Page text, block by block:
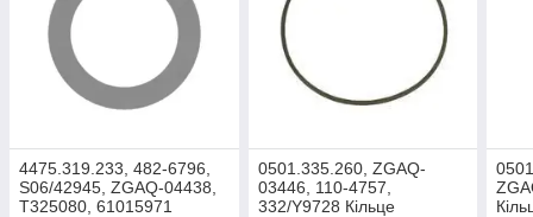
4475.319.233, 482-6796,
S06/42945, ZGAQ-04438,
T325080, 61015971
0501.335.260, ZGAQ-
03446, 110-4757,
332/Y9728 Кільце